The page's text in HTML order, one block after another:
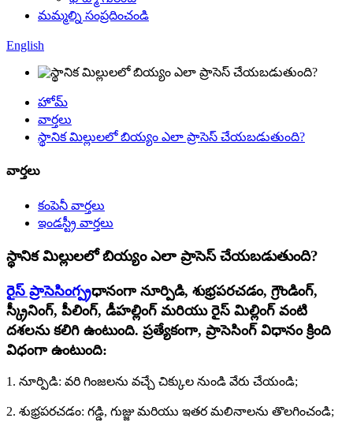
మమ్మల్ని సంప్రదించండి
English
హోమ్
వార్తలు
స్థానిక మిల్లులలో బియ్యం ఎలా ప్రాసెస్ చేయబడుతుంది?
వార్తలు
కంపెనీ వార్తలు
ఇండస్ట్రీ వార్తలు
స్థానిక మిల్లులలో బియ్యం ఎలా ప్రాసెస్ చేయబడుతుంది?
రైస్ ప్రాసెసింగ్ప్రధానంగా నూర్పిడి, శుభ్రపరచడం, గ్రౌండింగ్,
స్క్రీనింగ్, పీలింగ్, డీహల్లింగ్ మరియు రైస్ మిల్లింగ్ వంటి
దశలను కలిగి ఉంటుంది. ప్రత్యేకంగా, ప్రాసెసింగ్ విధానం క్రింది
విధంగా ఉంటుంది:
1. నూర్పిడి: వరి గింజలను వచ్చే చిక్కుల నుండి వేరు చేయండి;
2. శుభ్రపరచడం: గడ్డి, గుజ్జు మరియు ఇతర మలినాలను తొలగించండి;